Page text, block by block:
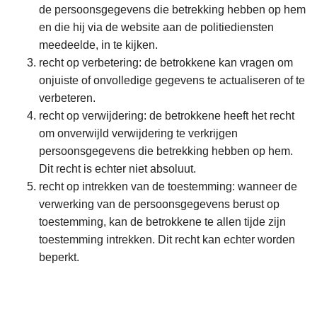
de persoonsgegevens die betrekking hebben op hem
en die hij via de website aan de politiediensten
meedeelde, in te kijken.
recht op verbetering: de betrokkene kan vragen om
onjuiste of onvolledige gegevens te actualiseren of te
verbeteren.
recht op verwijdering: de betrokkene heeft het recht
om onverwijld verwijdering te verkrijgen
persoonsgegevens die betrekking hebben op hem.
Dit recht is echter niet absoluut.
recht op intrekken van de toestemming: wanneer de
verwerking van de persoonsgegevens berust op
toestemming, kan de betrokkene te allen tijde zijn
toestemming intrekken. Dit recht kan echter worden
beperkt.